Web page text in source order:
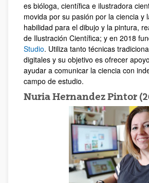
es bióloga, científica e ilustradora
movida por su pasión por la ciencia y
habilidad para el dibujo y la pintura,
de Ilustración Científica; y en 2018
Studio. Utiliza tanto técnicas
digitales y su objetivo es ofrecer
ayudar a comunicar la ciencia con
campo de estudio.
Nuria Hernandez Pintor